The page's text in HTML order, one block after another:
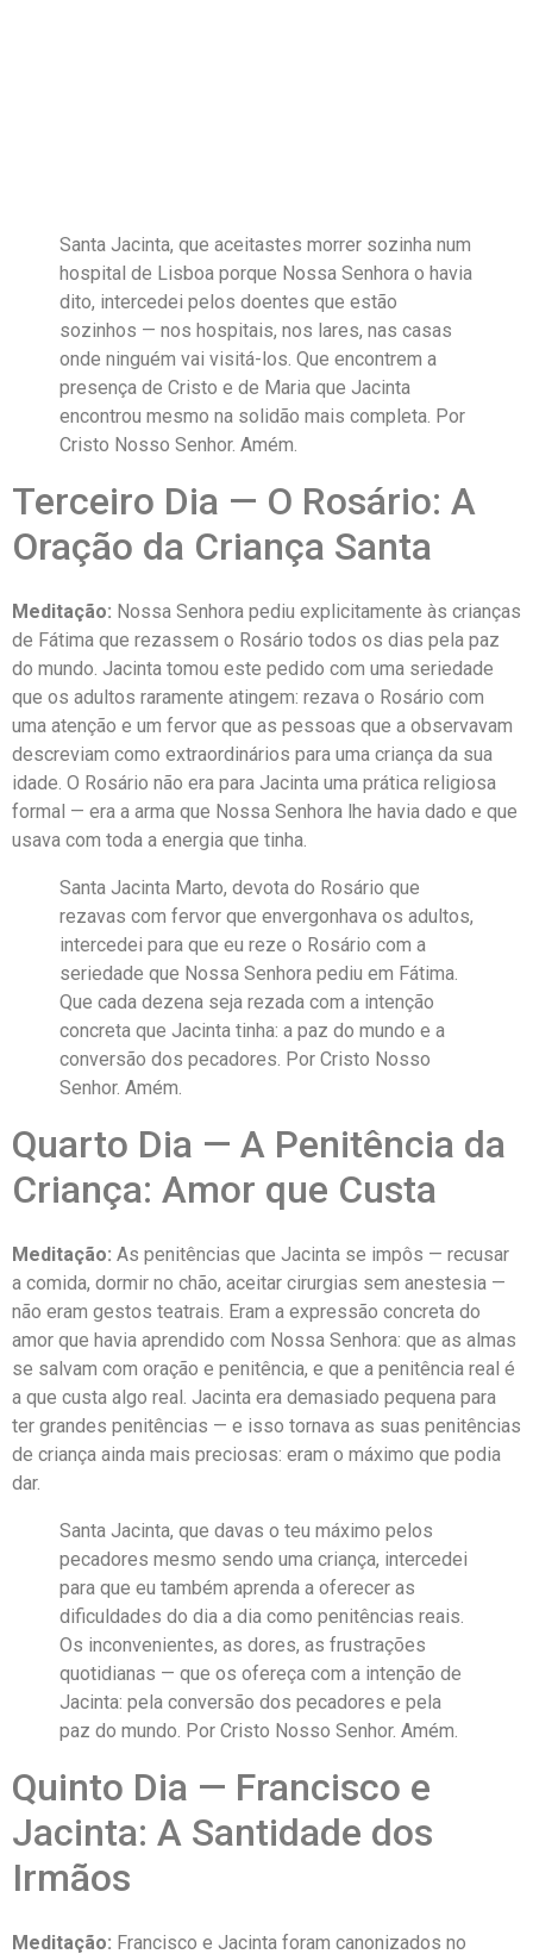
Santa Jacinta, que aceitastes morrer sozinha num
hospital de Lisboa porque Nossa Senhora o havia
dito, intercedei pelos doentes que estão
sozinhos — nos hospitais, nos lares, nas casas
onde ninguém vai visitá-los. Que encontrem a
presença de Cristo e de Maria que Jacinta
encontrou mesmo na solidão mais completa. Por
Cristo Nosso Senhor. Amém.
Terceiro Dia — O Rosário: A
Oração da Criança Santa
Meditação: Nossa Senhora pediu explicitamente às crianças
de Fátima que rezassem o Rosário todos os dias pela paz
do mundo. Jacinta tomou este pedido com uma seriedade
que os adultos raramente atingem: rezava o Rosário com
uma atenção e um fervor que as pessoas que a observavam
descreviam como extraordinários para uma criança da sua
idade. O Rosário não era para Jacinta uma prática religiosa
formal — era a arma que Nossa Senhora lhe havia dado e que
usava com toda a energia que tinha.
Santa Jacinta Marto, devota do Rosário que
rezavas com fervor que envergonhava os adultos,
intercedei para que eu reze o Rosário com a
seriedade que Nossa Senhora pediu em Fátima.
Que cada dezena seja rezada com a intenção
concreta que Jacinta tinha: a paz do mundo e a
conversão dos pecadores. Por Cristo Nosso
Senhor. Amém.
Quarto Dia — A Penitência da
Criança: Amor que Custa
Meditação: As penitências que Jacinta se impôs — recusar
a comida, dormir no chão, aceitar cirurgias sem anestesia —
não eram gestos teatrais. Eram a expressão concreta do
amor que havia aprendido com Nossa Senhora: que as almas
se salvam com oração e penitência, e que a penitência real é
a que custa algo real. Jacinta era demasiado pequena para
ter grandes penitências — e isso tornava as suas penitências
de criança ainda mais preciosas: eram o máximo que podia
dar.
Santa Jacinta, que davas o teu máximo pelos
pecadores mesmo sendo uma criança, intercedei
para que eu também aprenda a oferecer as
dificuldades do dia a dia como penitências reais.
Os inconvenientes, as dores, as frustrações
quotidianas — que os ofereça com a intenção de
Jacinta: pela conversão dos pecadores e pela
paz do mundo. Por Cristo Nosso Senhor. Amém.
Quinto Dia — Francisco e
Jacinta: A Santidade dos
Irmãos
Meditação: Francisco e Jacinta foram canonizados no